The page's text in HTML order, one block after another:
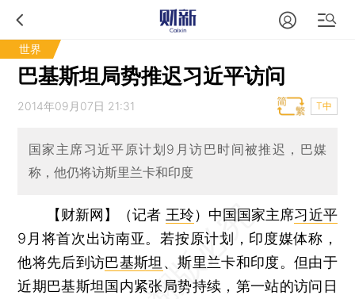
世界
巴基斯坦局势推迟习近平访问
2014年09月07日 21:31 T中
国家主席习近平原计划9月访巴时间被推迟，巴媒
称，他仍将访斯里兰卡和印度
【财新网】（记者 王玲） 中国国家主席习近平
9月将首次出访南亚。若按原计划，印度媒体称，
他将先后到访巴基斯坦 、斯里兰卡和印度。但由于
近期巴基斯坦国内紧张局势持续，第一站的访问日